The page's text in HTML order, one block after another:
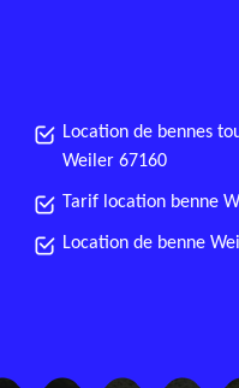
Location de bennes
Weiler 67160
Tarif location benne
Location de benne